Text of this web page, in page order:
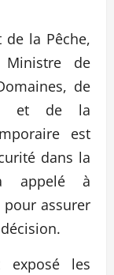
de la Pêche,
de
de
et de la
est
dans la
appelé à
pour assurer
exposé les